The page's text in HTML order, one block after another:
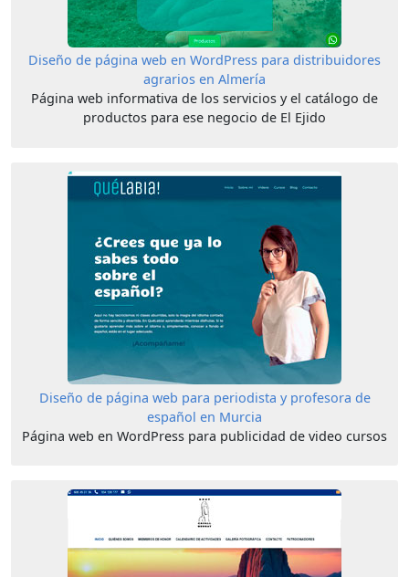
Diseño de página web en WordPress para distribuidores
agrarios en Almería
Página web informativa de los servicios y el catálogo de
productos para ese negocio de El Ejido
Diseño de página web para periodista y profesora de
español en Murcia
Página web en WordPress para publicidad de video cursos